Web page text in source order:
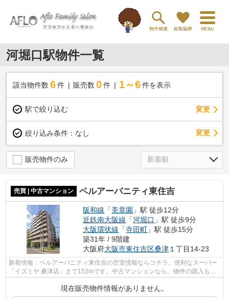
河堀口駅物件一覧
該当物件数 6件 販売数 0 件 1～6 件を表示
駅で絞り込む 変更
絞り込み条件： なし 変更
販売物件のみ
売買 | 中古マンション ベルアーバニティ東住吉
阪和線 「美章園 」駅 徒歩12分
近鉄南大阪線 「河堀口 」駅 徒歩9分
大阪環状線 「寺田町 」駅 徒歩15分
築31年 / 9階建
大阪府大阪市東住吉区桑津 １丁目14-23
新着情報：ベルアーバニティ東住吉の空室情報ならコチラ。便利なスーパー
「イズミヤ 桑津店」まで152mです。中古マンションなら、物件の購入もス
現在販売物件情報がありません。